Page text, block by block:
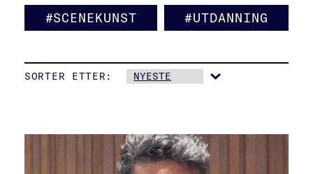
#SCENEKUNST #UTDANNING
SORTER ETTER: